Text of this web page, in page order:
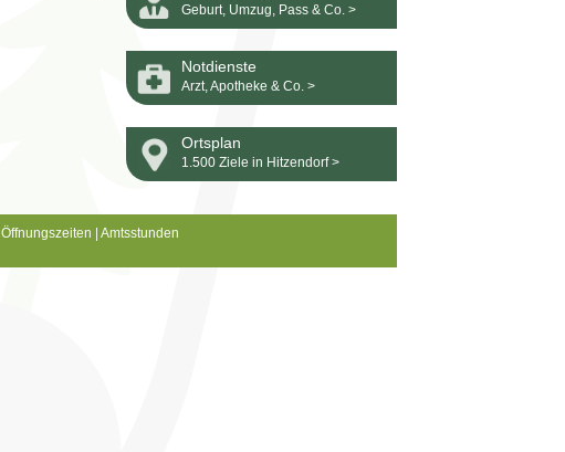
Geburt, Umzug, Pass & Co. >
Notdienste
Arzt, Apotheke & Co. >
Ortsplan
1.500 Ziele in Hitzendorf >
Öffnungszeiten
Amtsstunden